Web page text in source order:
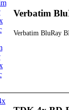
Verbatim
Verbatim BluRay